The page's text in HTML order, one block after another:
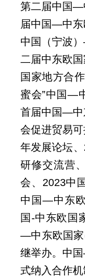
第二届中国—
届中国—中东
中国（宁波
二届中东欧
国家地方合
蜜会”中国—
首届中国—中
会促进贸易
年发展论坛
研修交流营
会、2023中
中国—中东
国-中东欧国
—中东欧国家
继举办。中
式纳入合作机